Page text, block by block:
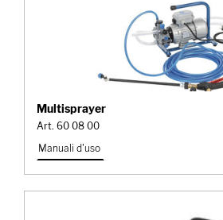
Multisprayer
Art. 60 08 00
Manuali d'uso